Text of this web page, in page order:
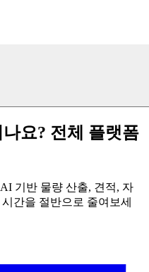
요? 전체 플랫폼
기반 물량 산출, 견적, 자
간을 절반으로 줄여보세